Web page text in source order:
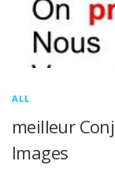
ALL
meilleur
Images